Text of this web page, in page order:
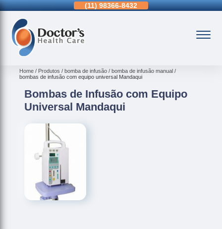
3963-0036 (11) 98366-8432 (15)3326-9334
Home Produtos bomba de infusão
bomba de infusão manual
bombas de infusão com equipo universal Mandaqui
Bombas de Infusão com Equipo
Universal Mandaqui